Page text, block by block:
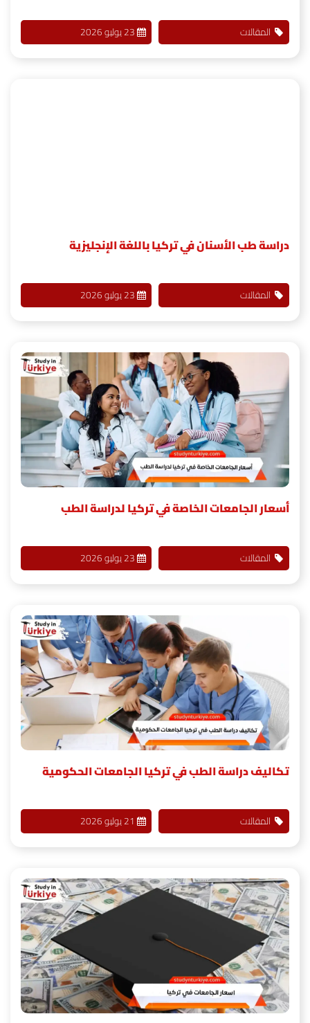
المقالات 23 يوليو 2026
دراسة طب الأسنان في تركيا باللغة الإنجليزية
المقالات 23 يوليو 2026
أسعار الجامعات الخاصة في تركيا لدراسة الطب
المقالات 23 يوليو 2026
تكاليف دراسة الطب في تركيا الجامعات الحكومية
المقالات 21 يوليو 2026